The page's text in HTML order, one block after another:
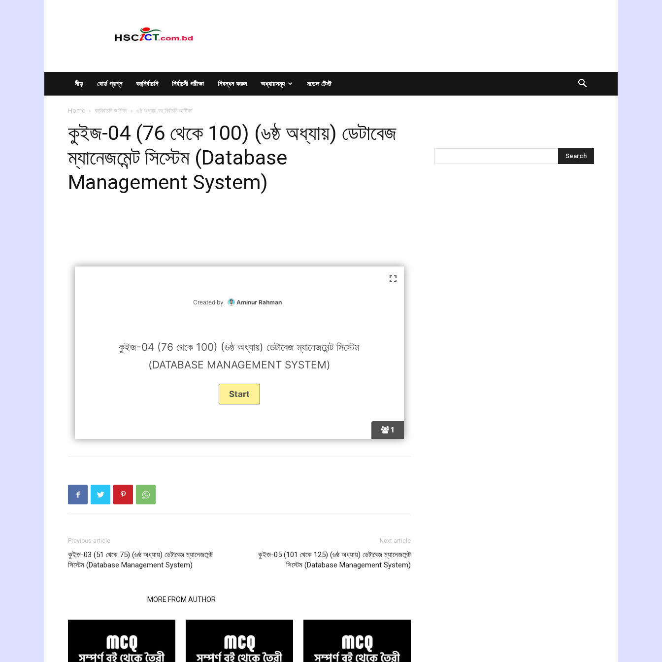
নীড় বোর্ড প্রশ্ন বহুনির্বাচনি নির্বাচনী পরীক্ষা নিবন্ধন করুন অধ্যায়সমূহ মডেল টেস্ট
Home বহুনির্বাচনি অভীক্ষা ৬ষ্ঠ অধ্যায়-বহু নির্বাচনি অভীক্ষা
কুইজ-04 (76 থেকে 100) (৬ষ্ঠ অধ্যায়) ডেটাবেজ
ম্যানেজমেন্ট সিস্টেম (Database
Management System)
1
Created by Aminur Rahman
কুইজ-04 (76 থেকে 100) (৬ষ্ঠ অধ্যায়) ডেটাবেজ ম্যানেজমেন্ট সিস্টেম
(DATABASE MANAGEMENT SYSTEM)
Previous article
কুইজ-03 (51 থেকে 75) (৬ষ্ঠ অধ্যায়) ডেটাবেজ ম্যানেজমেন্ট
সিস্টেম (Database Management System)
Next article
কুইজ-05 (101 থেকে 125) (৬ষ্ঠ অধ্যায়) ডেটাবেজ ম্যানেজমেন্ট
সিস্টেম (Database Management System)
MORE FROM AUTHOR